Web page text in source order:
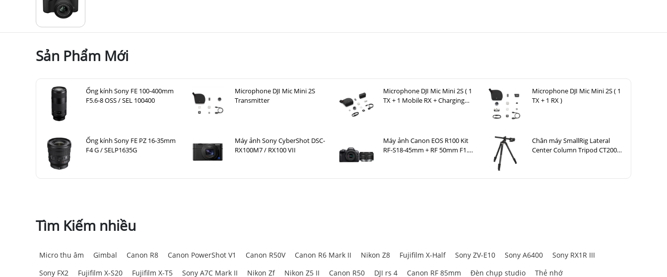
Sản Phẩm Mới
Ống kính Sony FE 100-400mm
F5.6-8 OSS / SEL 100400
Microphone DJI Mic Mini 2S
Transmitter
Microphone DJI Mic Mini 2S ( 1
TX + 1 Mobile RX + Charging
Microphone DJI Mic Mini 2S ( 1
TX + 1 RX )
Ống kính Sony FE PZ 16-35mm
F4 G / SELP1635G
Máy ảnh Sony CyberShot DSC-
RX100M7 / RX100 VII
Máy ảnh Canon EOS R100 Kit
RF-S18-45mm + RF 50mm F1.8
Chân máy SmallRig Lateral
Center Column Tripod CT200
Tìm Kiếm nhiều
Micro thu âm Gimbal Canon R8 Canon PowerShot V1 Canon R50V Canon R6 Mark II Nikon Z8 Fujifilm X-Half Sony ZV-E10 Sony A6400
Sony RX1R III
Sony FX2
Fujifilm X-S20 Fujifilm X-T5 Sony A7C Mark II Nikon Zf Nikon Z5 II Canon R50 DJI rs 4 Canon RF 85mm Đèn chụp studio Thẻ nhớ